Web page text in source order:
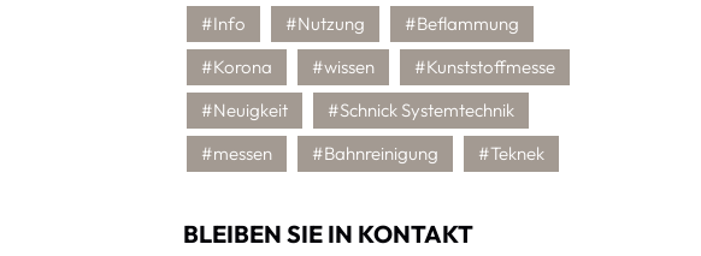
#Info
#Nutzung
#Beflammung
#Korona
#wissen
#Kunststoffmesse
#Neuigkeit
#Schnick Systemtechnik
#messen
#Bahnreinigung #Teknek
BLEIBEN SIE IN KONTAKT